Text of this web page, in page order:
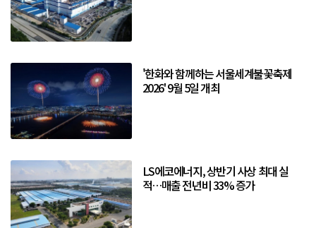
'한화와 함께하는 서울세계불꽃축제
2026' 9월 5일 개최
LS에코에너지, 상반기 사상 최대 실
적…매출 전년비 33% 증가